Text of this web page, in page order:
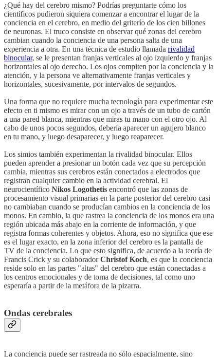
¿Qué hay del cerebro mismo? Podrías preguntarte cómo los
científicos pudieron siquiera comenzar a encontrar el lugar de la
conciencia en el cerebro, en medio del griterío de los cien billones
de neuronas. El truco consiste en observar qué zonas del cerebro
cambian cuando la conciencia de una persona salta de una
experiencia a otra. En una técnica de estudio llamada rivalidad
binocular, se le presentan franjas verticales al ojo izquierdo y franjas
horizontales al ojo derecho. Los ojos compiten por la conciencia y la
atención, y la persona ve alternativamente franjas verticales y
horizontales, sucesivamente, por intervalos de segundos.
Una forma que no requiere mucha tecnología para experimentar este
efecto en ti mismo es mirar con un ojo a través de un tubo de cartón
a una pared blanca, mientras que miras tu mano con el otro ojo. Al
cabo de unos pocos segundos, debería aparecer un agujero blanco
en tu mano, y luego desaparecer, y luego reaparecer.
Los simios también experimentan la rivalidad binocular. Ellos
pueden aprender a presionar un botón cada vez que su percepción
cambia, mientras sus cerebros están conectados a electrodos que
registran cualquier cambio en la actividad cerebral. El
neurocientífico Nikos Logothetis encontró que las zonas de
procesamiento visual primarias en la parte posterior del cerebro casi
no cambiaban cuando se producían cambios en la conciencia de los
monos. En cambio, la que rastrea la conciencia de los monos era una
región ubicada más abajo en la corriente de información, y que
registra formas coherentes y objetos. Ahora, eso no significa que ese
es el lugar exacto, en la zona inferior del cerebro es la pantalla de
TV de la conciencia. Lo que esto significa, de acuerdo a la teoría de
Francis Crick y su colaboradorChristof Koch, es que la conciencia
reside solo en las partes "altas" del cerebro que están conectadas a
los centros emocionales y de toma de decisiones, tal como uno
esperaría a partir de la metáfora de la pizarra.
Ondas cerebrales
La conciencia puede ser rastreada no sólo espacialmente, sino